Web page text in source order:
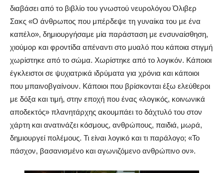
διαβάσει από το βιβλίο του γνωστού νευρολόγου Όλιβερ
Σακς «Ο άνθρωπος που μπέρδεψε τη γυναίκα του με ένα
καπέλο», δημιουργήσαμε μία παράσταση με ενσυναίσθηση,
χιούμορ και φροντίδα απέναντι στο μυαλό που κάποια στιγμή
χωρίστηκε από το σώμα. Χωρίστηκε από το λογικόν. Κάποιοι
έγκλειστοι σε ψυχιατρικά ιδρύματα για χρόνια και κάποιοι
που μπαινοβγαίνουν. Κάποιοι που βρίσκονται έξω ελεύθεροι
με δόξα και τιμή, στην εποχή που ένας «λογικός, κοινωνικά
αποδεκτός» πλανητάρχης ακουμπάει το δάχτυλό του στον
χάρτη και ανατινάζει κόσμους, ανθρώπους, παιδιά, μωρά,
δημιουργεί πολέμους. Τι είναι λογικό και τι παράλογο; «Το
πάσχον, βασανισμένο και αγωνιζόμενο ανθρώπινο ον».